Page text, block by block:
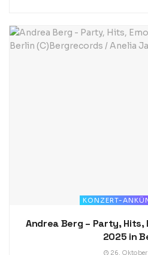
KONZERT-
Andrea Berg – Party, Hits,
2025 in
26.